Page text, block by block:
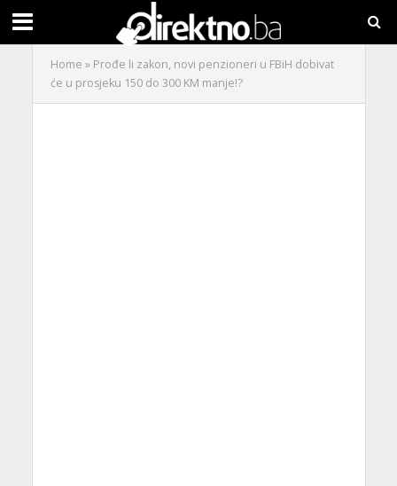
Home » Prođe li zakon, novi penzioneri u FBiH dobivat
će u prosjeku 150 do 300 KM manje!?